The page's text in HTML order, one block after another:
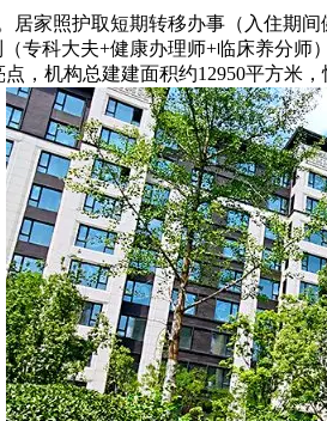
家照护取短期转移办事（入住期
专科大夫+健康办理师+临床养分
，机构总建建面积约12950平方米